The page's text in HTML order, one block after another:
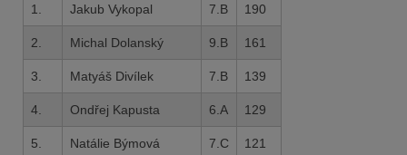
Radka Zetíková
5.C
88
Nicol Kolářová
Ondřej Dolanský
4.B
5.B
85
85
1. Jakub Vykopal 7.B 190
2. Michal Dolanský 9.B 161
3. Matyáš Divílek 7.B 139
4. Ondřej Kapusta 6.A 129
5. Natálie Býmová 7.C 121